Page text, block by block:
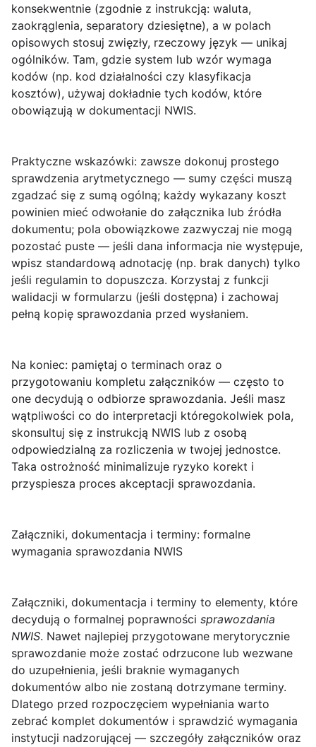
konsekwentnie (zgodnie z instrukcją: waluta,
zaokrąglenia, separatory dziesiętne), a w polach
opisowych stosuj zwięzły, rzeczowy język — unikaj
ogólników. Tam, gdzie system lub wzór wymaga
kodów (np. kod działalności czy klasyfikacja
kosztów), używaj dokładnie tych kodów, które
obowiązują w dokumentacji NWIS.
Praktyczne wskazówki: zawsze dokonuj prostego
sprawdzenia arytmetycznego — sumy części muszą
zgadzać się z sumą ogólną; każdy wykazany koszt
powinien mieć odwołanie do załącznika lub źródła
dokumentu; pola obowiązkowe zazwyczaj nie mogą
pozostać puste — jeśli dana informacja nie występuje,
wpisz standardową adnotację (np. brak danych) tylko
jeśli regulamin to dopuszcza. Korzystaj z funkcji
walidacji w formularzu (jeśli dostępna) i zachowaj
pełną kopię sprawozdania przed wysłaniem.
Na koniec: pamiętaj o terminach oraz o
przygotowaniu kompletu załączników — często to
one decydują o odbiorze sprawozdania. Jeśli masz
wątpliwości co do interpretacji któregokolwiek pola,
skonsultuj się z instrukcją NWIS lub z osobą
odpowiedzialną za rozliczenia w twojej jednostce.
Taka ostrożność minimalizuje ryzyko korekt i
przyspiesza proces akceptacji sprawozdania.
Załączniki, dokumentacja i terminy: formalne
wymagania sprawozdania NWIS
Załączniki, dokumentacja i terminy to elementy, które
decydują o formalnej poprawności sprawozdania
NWIS. Nawet najlepiej przygotowane merytorycznie
sprawozdanie może zostać odrzucone lub wezwane
do uzupełnienia, jeśli braknie wymaganych
dokumentów albo nie zostaną dotrzymane terminy.
Dlatego przed rozpoczęciem wypełniania warto
zebrać komplet dokumentów i sprawdzić wymagania
instytucji nadzorującej — szczegóły załączników oraz